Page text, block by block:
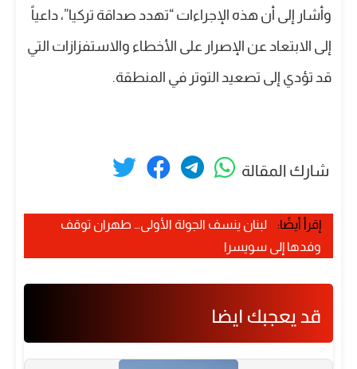
وأشار إلى أن هذه الإجراءات “تهدد صداقة تركيا”، داعياً
إلى الابتعاد عن الإصرار على الأخطاء والاستفزازات التي
قد تؤدي إلى تصعيد التوتر في المنطقة.
شارك المقالة
إقرأ أيضًا:
لبنان ينسف الجولة الأولى… طهران توقف
وفدها إلى سويسرا
قد يعجبك ايضا